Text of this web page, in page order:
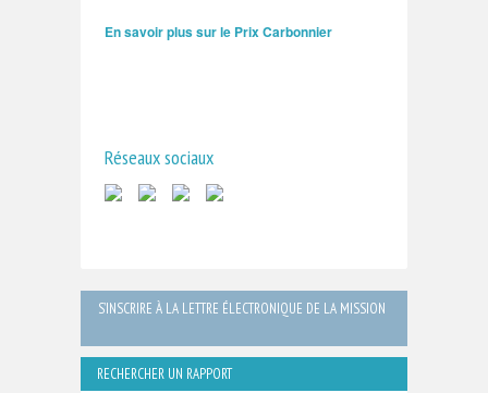
En savoir plus sur le Prix Carbonnier
Réseaux sociaux
S’INSCRIRE À LA LETTRE ÉLECTRONIQUE DE LA MISSION
RECHERCHER UN RAPPORT